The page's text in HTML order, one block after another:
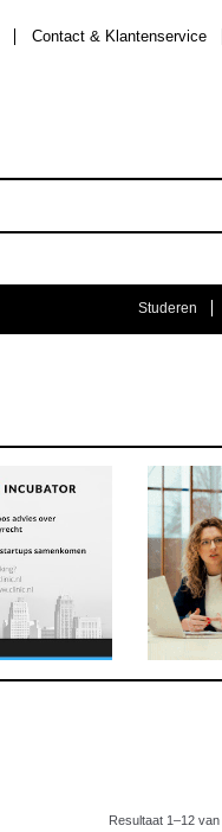
Contact & Klantenservice
Studeren
Resultaat 1–12